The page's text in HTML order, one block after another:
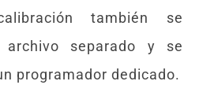
también se
separado y se
programador dedicado.